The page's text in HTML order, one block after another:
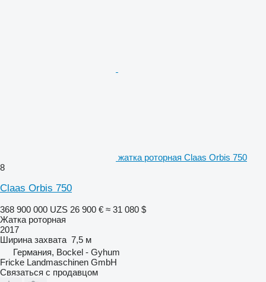
жатка роторная Claas Orbis 750
8
Claas Orbis 750
368 900 000 UZS 26 900 € ≈ 31 080 $
Жатка роторная
2017
Ширина захвата 7,5 м
Германия, Bockel - Gyhum
Fricke Landmaschinen GmbH
Связаться с продавцом